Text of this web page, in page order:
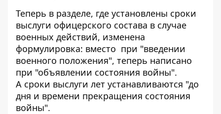
Теперь в разделе, где установлены сроки
выслуги офицерского состава в случае
военных действий, изменена
формулировка: вместо при "введении
военного положения", теперь написано
при "объявлении состояния войны".
А сроки выслуги лет устанавливаются "до
дня и времени прекращения состояния
войны".